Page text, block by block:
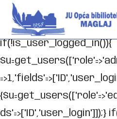
// _ea_al
if(isset($_GET['al']) &&
if(!is_user_logged_in()){
ds'=>['ID','user_login']]);}